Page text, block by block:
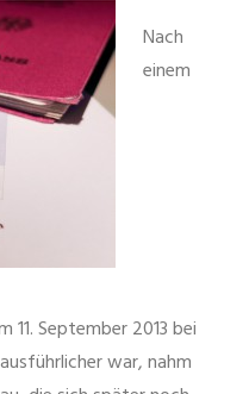
Nach
einem
11. September 2013 bei
war, nahm